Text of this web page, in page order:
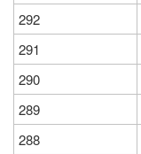
292
291
290
289
288